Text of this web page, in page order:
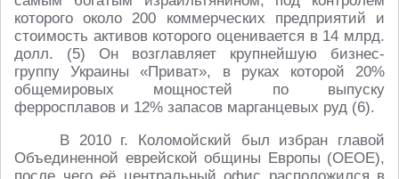
которого около 200 коммерческих предприятий и
стоимость активов которого оценивается в 14 млрд.
долл. (5) Он возглавляет крупнейшую бизнес-
группу Украины «Приват», в руках которой 20%
общемировых мощностей по выпуску
ферросплавов и 12% запасов марганцевых руд (6).
В 2010 г. Коломойский был избран главой
Объединенной еврейской общины Европы (ОЕОЕ),